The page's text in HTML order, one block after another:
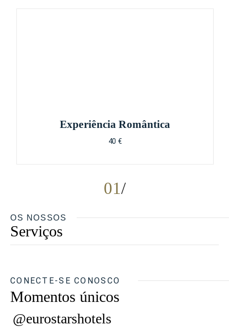
01
Experiência Romântica
40 €
OS NOSSOS
Serviços
CONECTE-SE CONOSCO
Momentos únicos
@eurostarshotels